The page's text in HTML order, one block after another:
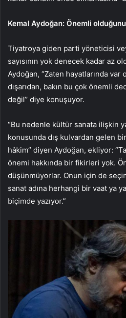
Kemal Aydoğan: Önemli
Tiyatroya giden parti yöneticisi
sayısının yok denecek kadar az
Aydoğan, “Zaten hayatlarında var
dışarıdan, bakın bu çok önemli
değil” diye konuşuyor.
“Bu nedenle kültür sanata ilişkin
konusunda dış kulvardan gelen
hâkim” diyen Aydoğan, ekliyor:
önemi hakkında bir fikirleri yok.
düşünmüyorlar. Onun için de
sanat adına herhangi bir vaat ya
biçimde yazıyor.”